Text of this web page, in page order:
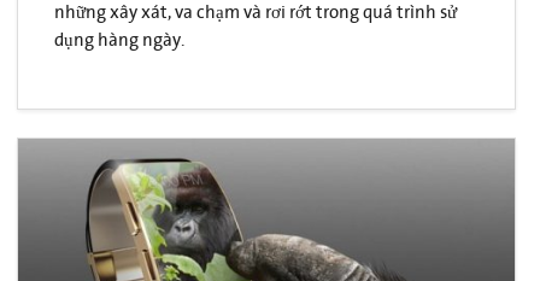
những xây xát, va chạm và rơi rớt trong quá trình sử
dụng hàng ngày.